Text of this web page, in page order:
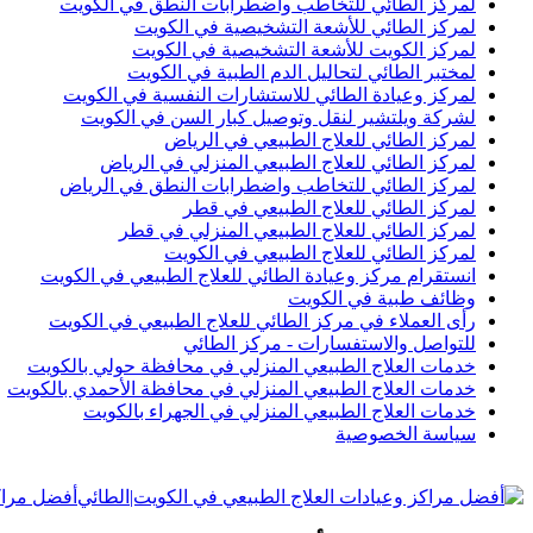
لمركز الطائي للتخاطب واضطرابات النطق في الكويت
لمركز الطائي للأشعة التشخيصية في الكويت
لمركز الكويت للأشعة التشخيصية في الكويت
لمختبر الطائي لتحاليل الدم الطبية في الكويت
لمركز وعيادة الطائي للاستشارات النفسية في الكويت
لشركة ويلتشير لنقل وتوصيل كبار السن في الكويت
لمركز الطائي للعلاج الطبيعي في الرياض
لمركز الطائي للعلاج الطبيعي المنزلي في الرياض
لمركز الطائي للتخاطب واضطرابات النطق في الرياض
لمركز الطائي للعلاج الطبيعي في قطر
لمركز الطائي للعلاج الطبيعي المنزلي في قطر
لمركز الطائي للعلاج الطبيعي في الكويت
انستقرام مركز وعيادة الطائي للعلاج الطبيعي في الكويت
وظائف طبية في الكويت
رأى العملاء في مركز الطائي للعلاج الطبيعي في الكويت
للتواصل والاستفسارات - مركز الطائي
خدمات العلاج الطبيعي المنزلي في محافظة حولي بالكويت
خدمات العلاج الطبيعي المنزلي في محافظة الأحمدي بالكويت
خدمات العلاج الطبيعي المنزلي في الجهراء بالكويت
سياسة الخصوصية
أفضل